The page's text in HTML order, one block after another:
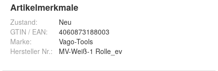
Artikelmerkmale
Zustand:
Neu
GTIN / EAN:
4060873188003
Marke:
Vago-Tools
Hersteller Nr.:
MV-Weiß-1 Rolle_ev